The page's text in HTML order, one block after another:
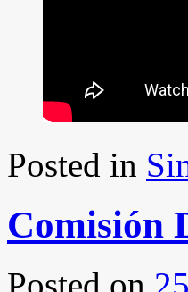
Posted in
Comisión